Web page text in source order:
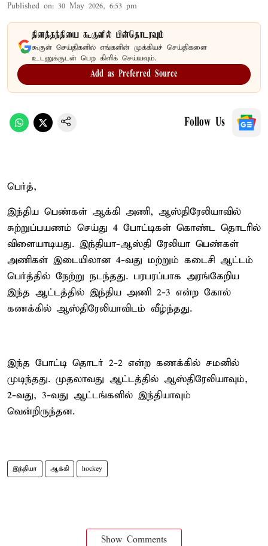
Published on: 30 May 2026, 6:53 pm
தினத்தந்தியை கூகுளில் பின்தொடரவும்
கூகுள் செய்திகளில் எங்களின் முக்கியச் செய்திகளை
உடனுக்குடன் பெற கிளிக் செய்யவும்.
Add as Preferred Source
Follow Us
பெர்த்,
இந்திய பெண்கள் ஆக்கி அணி, ஆஸ்திரேலியாவில்
சுற்றுப்பயணம் செய்து 4 போட்டிகள் கொண்ட தொடரில்
விளையாடியது. இந்தியா-ஆஸ்தி ரேலியா பெண்கள்
அணிகள் இடையிலான 4-வது மற்றும் கடைசி ஆட்டம்
பெர்த்தில் நேற்று நடந்தது. பரபரப்பாக அரங்கேறிய
இந்த ஆட்டத்தில் இந்திய அணி 2-3 என்ற கோல்
கணக்கில் ஆஸ்திரேலியாவிடம் வீழ்ந்தது.
இந்த போட்டி தொடர் 2-2 என்ற கணக்கில் சமனில்
முடிந்தது. முதலாவது ஆட்டத்தில் ஆஸ்திரேலியாவும்,
2-வது, 3-வது ஆட்டங்களில் இந்தியாவும்
வென்றிருந்தன.
இந்தியா ஆக்கி hockey
Show Comments